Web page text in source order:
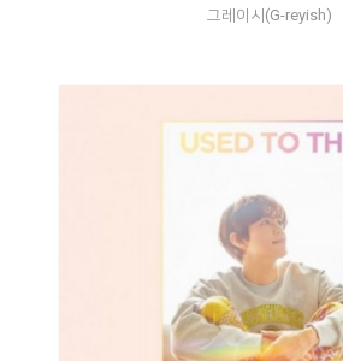
그레이시(G-reyish)